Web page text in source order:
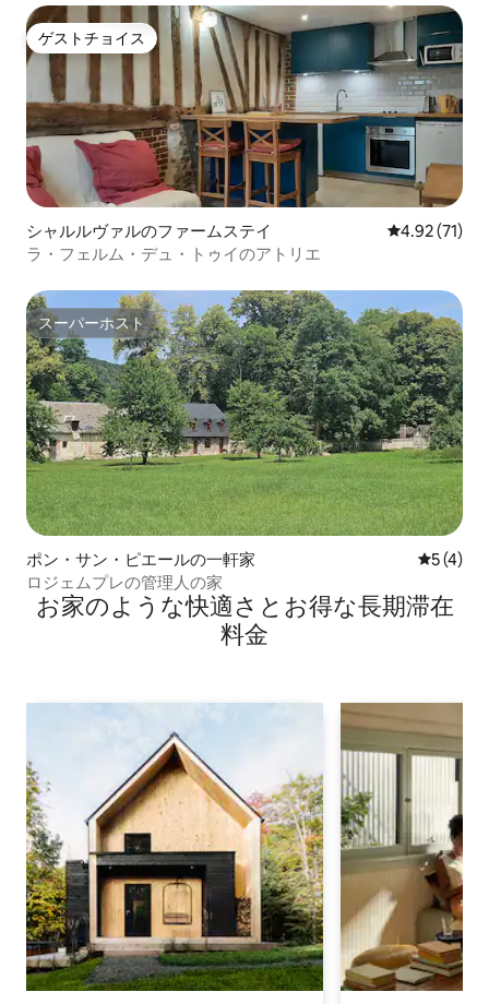
ゲストチョイス
ゲストチョイス
シャルルヴァルのファームステイ レビュー71
4.92 (71)
ラ・フェルム・デュ・トゥイのアトリエ
スーパーホスト
スーパーホスト
ポン・サン・ピエールの一軒家 レビュー
5 (4)
ロジェムプレの管理人の家
お家のような快⁠適⁠さ⁠とお⁠得⁠な長⁠期⁠滞⁠在
料⁠金